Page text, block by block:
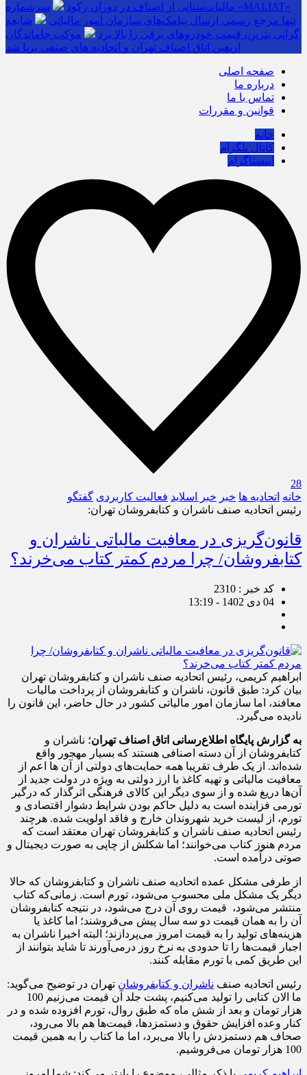
مالیات‌ستانی از اصناف در دوران رکود
سرشماره «MALIAT»
تنها مرجع رسمی ارسال پیامک‌های سازمان امور مالیاتی
شایعه
گرانی بنزین، قیمت خودروهای برقی را بالا برد
موکب جاماندگان
اربعین اتاق اصناف تهران و اتحادیه های صنفی برپا شد
صفحه اصلی
درباره ما
تماس با ما
قوانین و مقررات
خانه
کانال تلگرام
اینستاگرام
28
خانه اتحادیه ها خبر خبر اسلايد فعالیت کاربردی گفتگو
رئیس اتحادیه صنف ناشران و کتابفروشان تهران:
قانون‌گریزی در معافیت مالیاتی ناشران و
کتابفروشان/ چرا مردم کمتر کتاب می‌خرند؟
کد خبر : 2310
04 دی 1402 - 13:19
ابراهیم کریمی، رئیس اتحادیه صنف ناشران و کتابفروشان تهران
بیان کرد: طبق قانون، ناشران و کتابفروشان از پرداخت مالیات
معافند، اما سازمان امور مالیاتی کشور در حال حاضر، این قانون را
نادیده می‌گیرد.
به گزارش پایگاه اطلاع‌رسانی اتاق اصناف تهران؛ ناشران و
کتابفروشان از آن دسته اصنافی هستند که بسیار مهجور واقع
شده‌اند. از یک طرف تقریبا همه حمایت‌های دولتی از آن ها اعم از
معافیت مالیاتی و تهیه کاغذ با ارز دولتی به ویژه در دولت جدید از
آن‌ها دریغ شده و از سوی دیگر این کالای فرهنگی اثرگذار که درگیر
تورمی فزاینده است به دلیل حاکم بودن شرایط دشوار اقتصادی و
تورم، از لیست خرید شهروندان خارج و فاقد اولویت شده. هرچند
رئیس اتحادیه صنف ناشران و کتابفروشان تهران معتقد است که
مردم هنوز کتاب می‌خوانند؛ اما شکلش از چاپی به صورت دیجیتال و
صوتی درآمده است.
از طرفی مشکل عمده اتحادیه صنف ناشران و کتابفروشان که حالا
دیگر یک مشکل ملی محسوب می‌شود، تورم است. زمانی‌که کتاب
منتشر می‌شود، قیمت روی آن درج می‌شود، در نتیجه کتابفروشان
آن را به همان قیمت دو سه سال پیش می‌فروشند؛ اما کاغذ یا
هزینه‌های تولید را به قیمت امروز می‌پردازند؛ البته اخیرا ناشران به
اجبار قیمت‌ها را تا حدودی به نرخ روز درمی‌آورند تا شاید بتوانند از
این طریق کمی با تورم مقابله کنند.
رئیس اتحادیه صنف ناشران و کتابفروشان تهران در توضیح می‌گوید:
ما الان کتابی را تولید می‌کنیم، پشت جلد آن قیمت می‌زنیم 100
هزار تومان و بعد از شش ماه که طبق روال، تورم افزوده شده و در
کنار وعده افزایش حقوق و دستمزدها، قیمت‌ها هم بالا می‌رود،
صحاف هم دستمزدش را بالا می‌برد، اما ما کتاب را به همین قیمت
100 هزار تومان می‌فروشیم.